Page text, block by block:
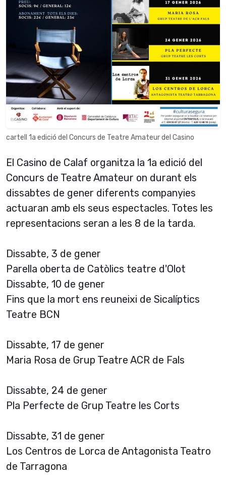
cartell 1a edició del Concurs de Teatre Amateur del Casino
El Casino de Calaf organitza la 1a edició del
Concurs de Teatre Amateur on durant els
dissabtes de gener diferents companyies
actuaran amb els seus espectacles. Totes les
representacions seran a les 8 de la tarda.
Dissabte, 3 de gener
Parella oberta de Catòlics teatre d'Olot
Dissabte, 10 de gener
Fins que la mort ens reuneixi de Sicalíptics
Teatre BCN
Dissabte, 17 de gener
Maria Rosa de Grup Teatre ACR de Fals
Dissabte, 24 de gener
Pla Perfecte de Grup Teatre les Corts
Dissabte, 31 de gener
Los Centros de Lorca de Antagonista Teatro
de Tarragona